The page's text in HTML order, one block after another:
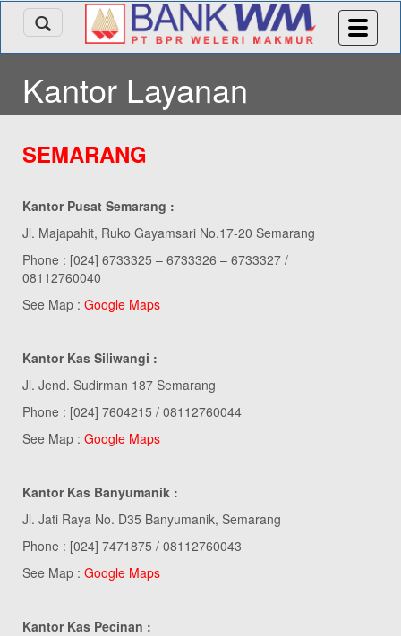
Kantor Layanan
SEMARANG
Kantor Pusat Semarang :
Jl. Majapahit, Ruko Gayamsari No.17-20 Semarang
Phone : [024] 6733325 – 6733326 – 6733327 /
08112760040
See Map : Google Maps
Kantor Kas Siliwangi :
Jl. Jend. Sudirman 187 Semarang
Phone : [024] 7604215 / 08112760044
See Map : Google Maps
Kantor Kas Banyumanik :
Jl. Jati Raya No. D35 Banyumanik, Semarang
Phone : [024] 7471875 / 08112760043
See Map : Google Maps
Kantor Kas Pecinan :